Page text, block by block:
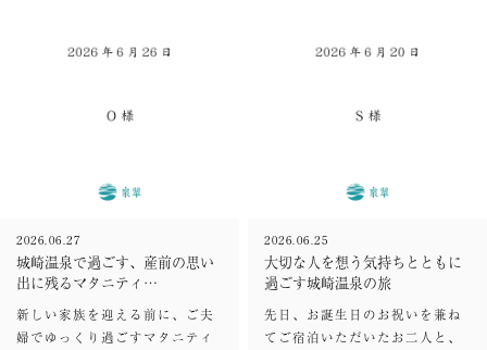
2026.06.27
城崎温泉で過ごす、産前の思い
出に残るマタニティ…
新しい家族を迎える前に、ご夫
婦でゆっくり過ごすマタニティ
2026.06.25
大切な人を想う気持ちとともに
過ごす城崎温泉の旅
先日、お誕生日のお祝いを兼ね
てご宿泊いただいたお二人と、